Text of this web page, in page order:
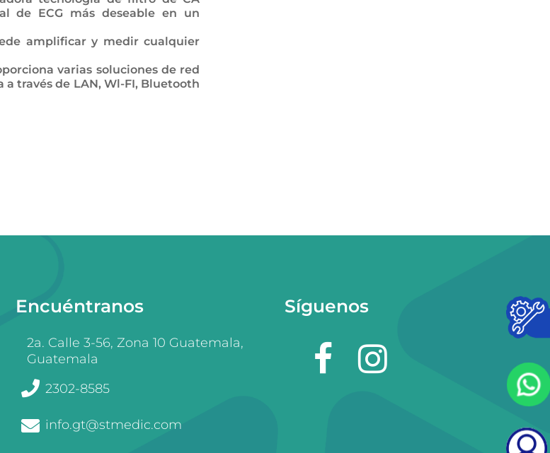
de ECG más deseable en un
amplificar y medir cualquier
varias soluciones de red
a través de LAN, Wl-FI, Bluetooth
Encuéntranos
2a. Calle 3-56, Zona 10 Guatemala,
Guatemala
2302-8585
info.gt@stmedic.com
Síguenos